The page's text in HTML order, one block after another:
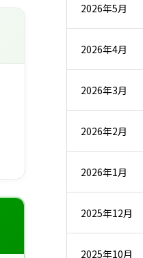
2026年5月
2026年4月
2026年3月
2026年2月
2026年1月
2025年12月
2025年10月